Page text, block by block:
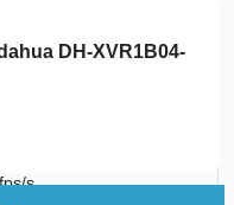
30 fps); 960H@ (1–25/30
fps); CIF@ (1–25/30
s
DH-XVR1B04-